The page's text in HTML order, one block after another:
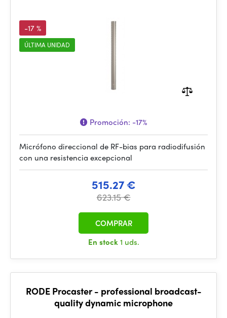
-17 %
ÚLTIMA UNIDAD
Promoción: -17%
Micrófono direccional de RF-bias para radiodifusión
con una resistencia excepcional
515.27 €
623.15 €
En stock1 uds.
COMPRAR
RODE Procaster - professional broadcast-
quality dynamic microphone